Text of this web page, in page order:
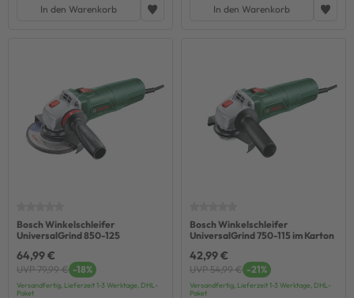
In den Warenkorb In den Warenkorb
Bosch Winkelschleifer
UniversalGrind 850-125
64,99 €
UVP 79,99 € -18%
Versandfertig, Lieferzeit 1-3 Werktage, DHL-
Paket
Bosch Winkelschleifer
UniversalGrind 750-115 im Karton
42,99 €
UVP 54,99 € -21%
Versandfertig, Lieferzeit 1-3 Werktage, DHL-
Paket